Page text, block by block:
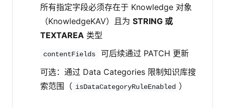
所有指定字段必须存在于 Knowledge 对象
（KnowledgeKAV）且为 STRING 或
TEXTAREA 类型
contentFields
可后续通过 PATCH 更新
可选：通过 Data Categories 限制知识库搜
索范围（ isDataCategoryRuleEnabled ）